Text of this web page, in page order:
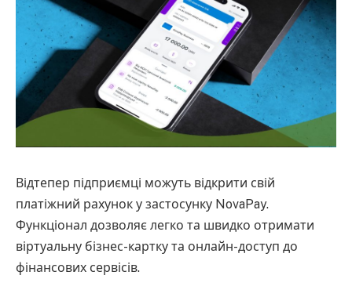
Відтепер підприємці можуть відкрити свій
платіжний рахунок у застосунку NovaPay.
Функціонал дозволяє легко та швидко отримати
віртуальну бізнес-картку та онлайн-доступ до
фінансових сервісів.